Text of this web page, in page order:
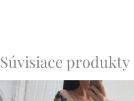
Súvisiace produkty